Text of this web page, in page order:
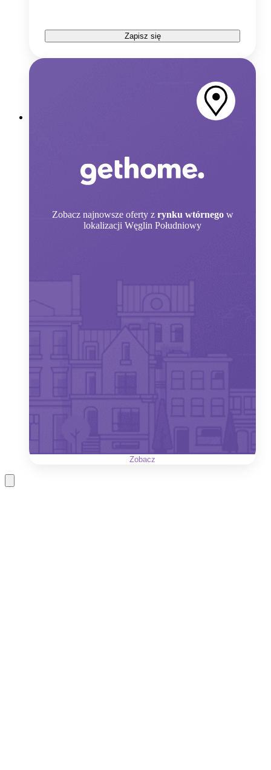
Zapisz się
Zobacz najnowsze oferty z rynku wtórnego w
lokalizacji Węglin Południowy
Zobacz